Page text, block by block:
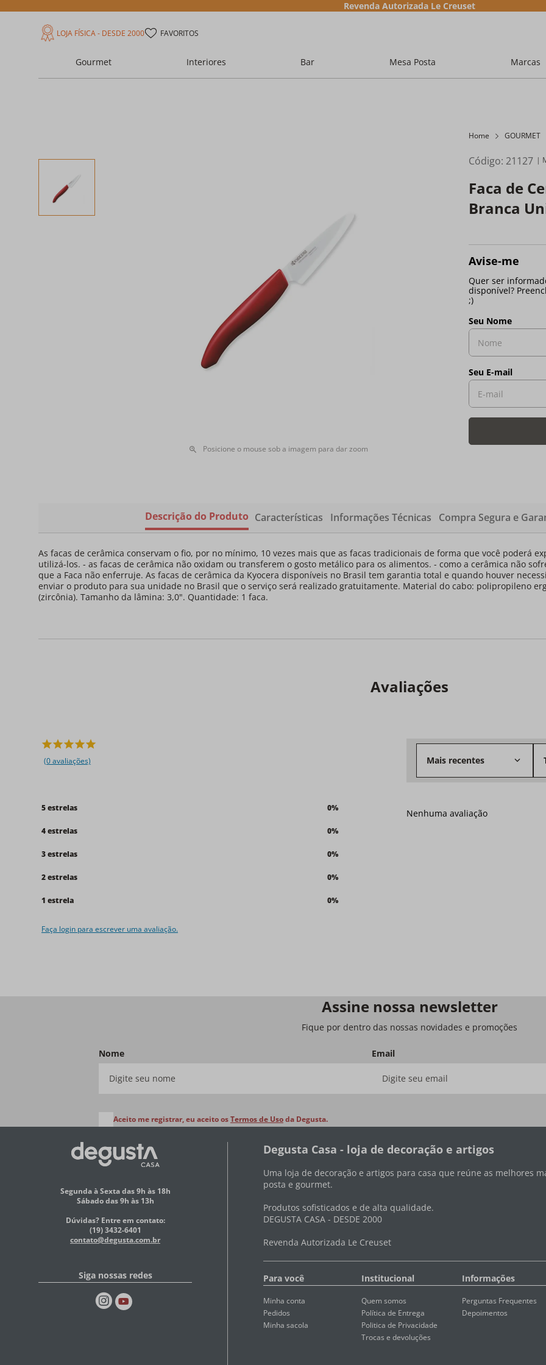
Revenda Autorizada Le Creuset
LOJA FÍSICA - DESDE 2000 FAVORITOS
Gourmet Interiores Bar Mesa Posta Marcas
Posicione o mouse sob a imagem para dar zoom
Home GOURMET
Código: 21127
Faca de
Branca
Descrição do Produto Características Informações Técnicas Compra Segura e
As facas de cerâmica conservam o fio, por no mínimo, 10 vezes mais que as facas tradicionais de forma que você poderá
utilizá-los. - as facas de cerâmica não oxidam ou transferem o gosto metálico para os alimentos. - como a cerâmica não
que a Faca não enferruje. As facas de cerâmica da Kyocera disponíveis no Brasil tem garantia total e quando houver
enviar o produto para sua unidade no Brasil que o serviço será realizado gratuitamente. Material do cabo: polipropileno
(zircônia). Tamanho da lâmina: 3,0". Quantidade: 1 faca.
Avaliações
(0 avaliações)
5 estrelas 0%
4 estrelas 0%
3 estrelas 0%
2 estrelas 0%
1 estrela 0%
Faça login para escrever uma avaliação.
Mais recentes
Nenhuma avaliação
Assine nossa newsletter
Fique por dentro das nossas novidades e promoções
Nome Email
Aceito me registrar, eu aceito osTermos de Usoda Degusta.
Segunda à Sexta das 9h às 18h
Sábado das 9h às 13h
Dúvidas? Entre em contato:
(19) 3432-6401
contato@degusta.com.br
Siga nossas redes
Degusta Casa - loja de decoração e artigos
Uma loja de decoração e artigos para casa que reúne as melhores
posta e gourmet.
Produtos sofisticados e de alta qualidade.
DEGUSTA CASA - DESDE 2000
Revenda Autorizada Le Creuset
Para você
Minha conta
Pedidos
Minha sacola
Institucional
Quem somos
Política de Entrega
Politica de Privacidade
Trocas e devoluções
Informações
Perguntas Frequentes
Depoimentos